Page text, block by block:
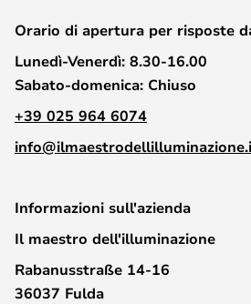
Orario di apertura per risposte
Lunedì-Venerdì: 8.30-16.00
Sabato-domenica: Chiuso
+39 025 964 6074
Informazioni sull'azienda
Il maestro dell'illuminazione
Rabanusstraße 14-16
36037 Fulda